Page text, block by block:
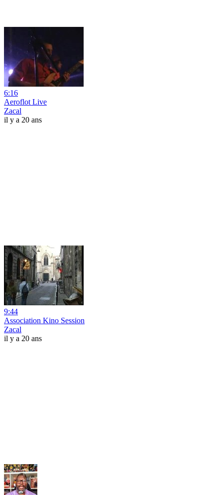
6:16
Aeroflot Live
Zacal
il y a 20 ans
9:44
Association Kino Session
Zacal
il y a 20 ans